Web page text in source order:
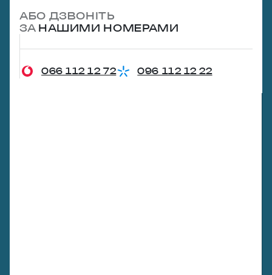
АБО ДЗВОНІТЬ
ЗА НАШИМИ НОМЕРАМИ
066 112 12 72 096 112 12 22